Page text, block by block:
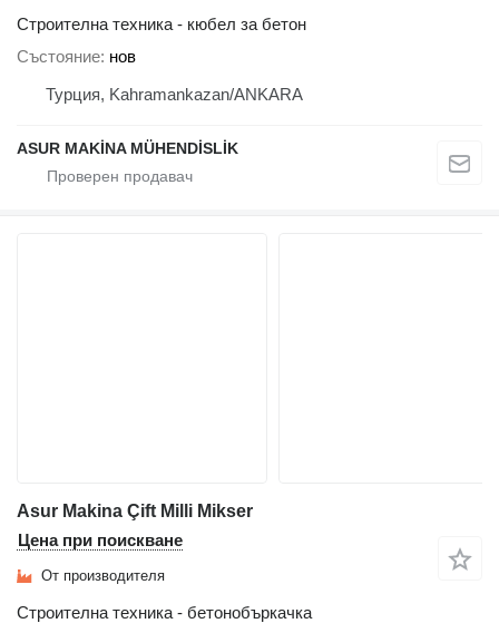
Строителна техника - кюбел за бетон
Състояние нов
Турция, Kahramankazan/ANKARA
ASUR MAKİNA MÜHENDİSLİK
Asur Makina Çift Milli Mikser
Цена при поискване
От производителя
Строителна техника - бетонобъркачка